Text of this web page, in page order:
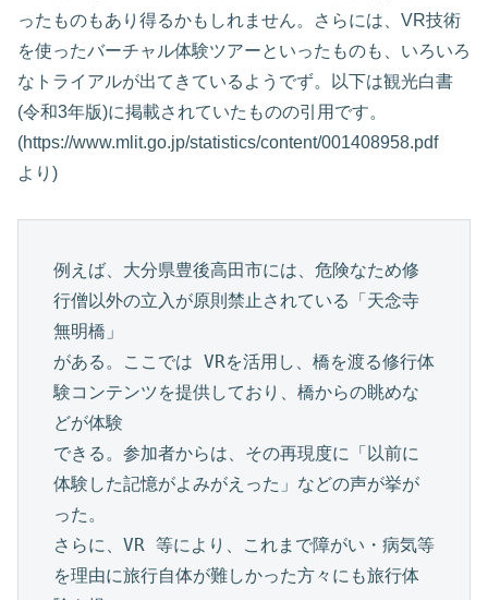
ったものもあり得るかもしれません。さらには、VR技術
を使ったバーチャル体験ツアーといったものも、いろいろ
なトライアルが出てきているようでず。以下は観光白書
(令和3年版)に掲載されていたものの引用です。
(https://www.mlit.go.jp/statistics/content/001408958.pdf
より)
例えば、大分県豊後高田市には、危険なため修
行僧以外の立入が原則禁止されている「天念寺
無明橋」
がある。ここでは VRを活用し、橋を渡る修行体
験コンテンツを提供しており、橋からの眺めな
どが体験
できる。参加者からは、その再現度に「以前に
体験した記憶がよみがえった」などの声が挙が
った。
さらに、VR 等により、これまで障がい・病気等
を理由に旅行自体が難しかった方々にも旅行体